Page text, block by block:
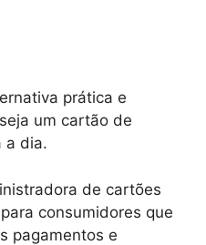
prática e
um cartão de
a dia.
de cartões
consumidores que
pagamentos e